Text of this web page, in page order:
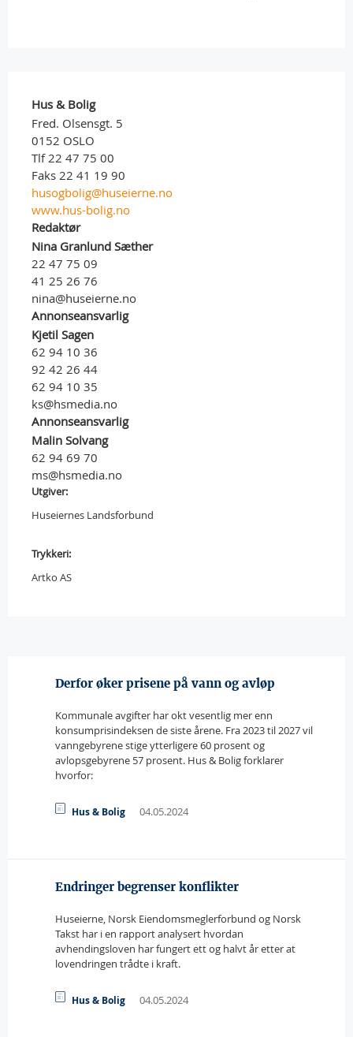
Hus & Bolig
Fred. Olsensgt. 5
0152 OSLO
Tlf 22 47 75 00
Faks 22 41 19 90
husogbolig@huseierne.no
www.hus-bolig.no
Redaktør
Nina Granlund Sæther
22 47 75 09
41 25 26 76
nina@huseierne.no
Annonseansvarlig
Kjetil Sagen
62 94 10 36
92 42 26 44
62 94 10 35
ks@hsmedia.no
Annonseansvarlig
Malin Solvang
62 94 69 70
ms@hsmedia.no
Utgiver:
Huseiernes Landsforbund
Trykkeri:
Artko AS
Derfor øker prisene på vann og avløp
Kommunale avgifter har okt vesentlig mer enn
konsumprisindeksen de siste årene. Fra 2023 til 2027 vil
vanngebyrene stige ytterligere 60 prosent og
avlopsgebyrene 57 prosent. Hus & Bolig forklarer
hvorfor:
Hus & Bolig 04.05.2024
Endringer begrenser konflikter
Huseierne, Norsk Eiendomsmeglerforbund og Norsk
Takst har i en rapport analysert hvordan
avhendingsloven har fungert ett og halvt år etter at
lovendringen trådte i kraft.
Hus & Bolig 04.05.2024